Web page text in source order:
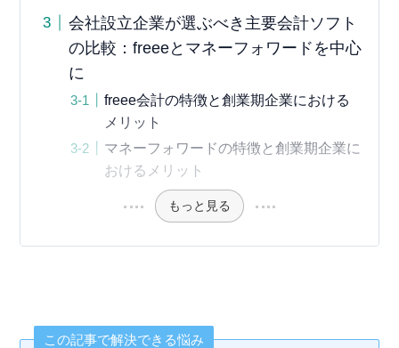
会社設立企業が選ぶべき主要会計ソフト
の比較：freeeとマネーフォワードを中心
に
freee会計の特徴と創業期企業における
メリット
マネーフォワードの特徴と創業期企業に
おけるメリット
もっと見る
この記事で解決できる悩み